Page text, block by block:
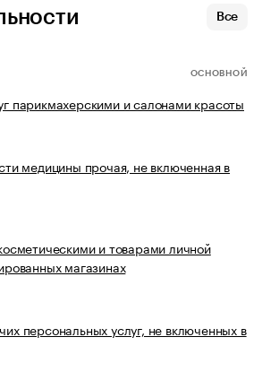
Все
ОСНОВНОЙ
парикмахерскими и салонами красоты
медицины прочая, не включенная в
и товарами личной
магазинах
персональных услуг, не включенных в